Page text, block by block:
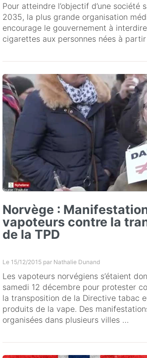
Pour atteindre l’objectif d’une société
2035, la plus grande organisation
encourage le gouvernement à
cigarettes aux personnes nées à
Norvège :
vapoteurs contre la
de la TPD
Le 15/12/2015 par Nathalie Dunand
Les vapoteurs norvégiens s’étaient
samedi 12 décembre pour protester
la transposition de la Directive tabac
produits de la vape. Des
organisées dans plusieurs villes …